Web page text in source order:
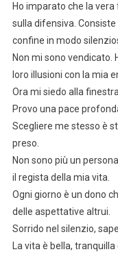
Ho imparato che la
sulla difensiva.
confine in modo
Non mi sono vendicato.
loro illusioni con la mia
Ora mi siedo alla
Provo una pace
Scegliere me stesso è
preso.
Non sono più un
il regista della mia vita.
Ogni giorno è un dono
delle aspettative altrui.
Sorrido nel silenzio,
La vita è bella,